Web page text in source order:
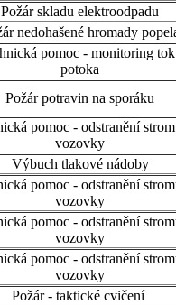
Požár skladu elektroodpadu
nedohašené hromady
pomoc - monitoring
potoka
Požár potravin na sporáku
pomoc - odstranění
vozovky
Výbuch tlakové nádoby
pomoc - odstranění
vozovky
pomoc - odstranění
vozovky
pomoc - odstranění
vozovky
Požár - taktické cvičení